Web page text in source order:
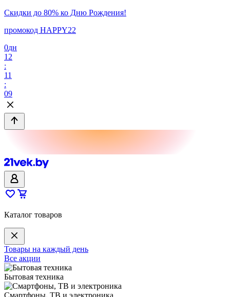
Скидки до 80% ко Дню Рождения!
промокод HAPPY22
0дн
12
:
11
:
09
Каталог товаров
Товары на каждый день
Все акции
Бытовая техника
Смартфоны, ТВ и электроника